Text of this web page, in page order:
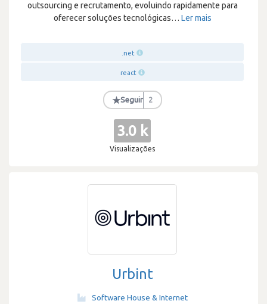
outsourcing e recrutamento, evoluindo rapidamente para
oferecer soluções tecnológicas… Ler mais
.net
react
★Seguir 2
3.0 k
Visualizações
Urbint
Software House & Internet